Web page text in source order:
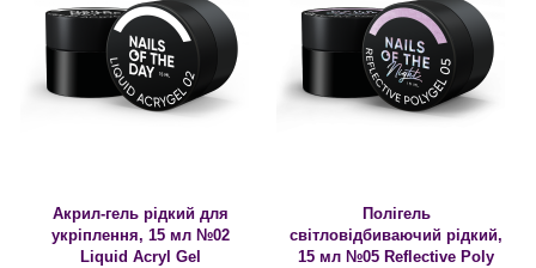
Акрил-гель рідкий для
укріплення, 15 мл №02
Liquid Acryl Gel
Полігель
світловідбиваючий рідкий,
15 мл №05 Reflective Poly